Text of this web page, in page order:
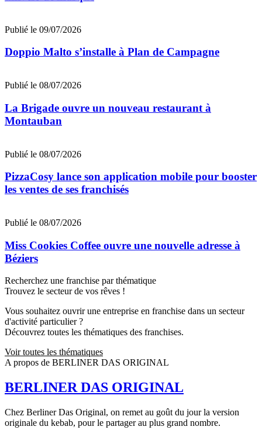
Publié le 09/07/2026
Doppio Malto s’installe à Plan de Campagne
Publié le 08/07/2026
La Brigade ouvre un nouveau restaurant à
Montauban
Publié le 08/07/2026
PizzaCosy lance son application mobile pour booster
les ventes de ses franchisés
Publié le 08/07/2026
Miss Cookies Coffee ouvre une nouvelle adresse à
Béziers
Recherchez une franchise par thématique
Trouvez le secteur de vos rêves !
Vous souhaitez ouvrir une entreprise en franchise dans un secteur
d'activité particulier ?
Découvrez toutes les thématiques des franchises.
Voir toutes les thématiques
A propos de BERLINER DAS ORIGINAL
BERLINER DAS ORIGINAL
Chez Berliner Das Original, on remet au goût du jour la version
originale du kebab, pour le partager au plus grand nombre.